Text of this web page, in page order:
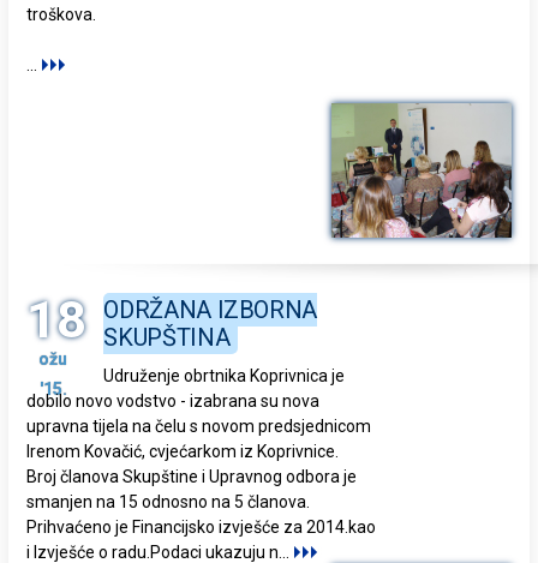
troškova
18
ožu
'15.
ODRŽANA IZBORNA
SKUPŠTINA
Udruženje obrtnika Koprivnica je
dobilo novo vodstvo - izabrana su nova
upravna tijela na čelu s novom predsjednicom
Irenom Kovačić, cvjećarkom iz Koprivnice.
Broj članova Skupštine i Upravnog odbora je
smanjen na 15 odnosno na 5 članova.
Prihvaćeno je Financijsko izvješće za 2014.kao
i Izvješće o radu.Podaci ukazuju n